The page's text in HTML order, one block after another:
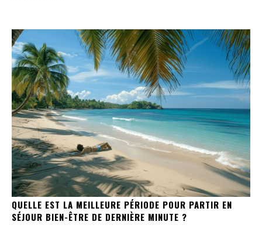
QUELLE EST LA MEILLEURE PÉRIODE POUR PARTIR EN
SÉJOUR BIEN-ÊTRE DE DERNIÈRE MINUTE ?